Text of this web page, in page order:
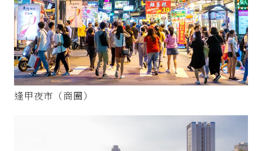
逢甲夜市（商圈）